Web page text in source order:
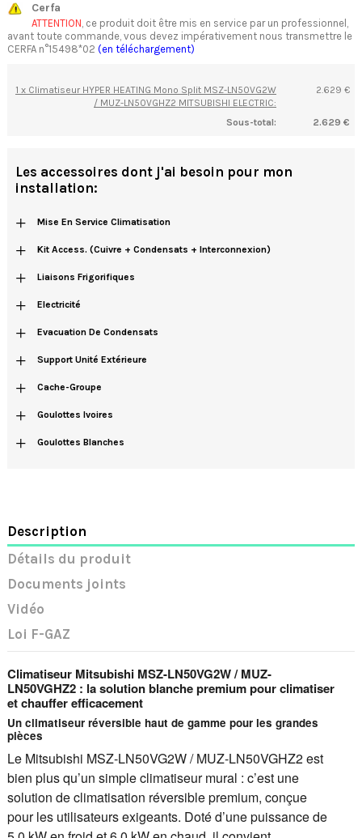
Cerfa
ATTENTION, ce produit doit être mis en service par un professionnel,
avant toute commande, vous devez impérativement nous transmettre le
CERFA n°15498*02 (en téléchargement)
1 x Climatiseur HYPER HEATING Mono Split MSZ-LN50VG2W
/ MUZ-LN50VGHZ2 MITSUBISHI ELECTRIC:
2.629 €
Sous-total: 2.629 €
Les accessoires dont j'ai besoin pour mon
installation:
+ Mise En Service Climatisation
+ Kit Access. (cuivre + Condensats + Interconnexion)
+ Liaisons Frigorifiques
+ Electricité
+ Evacuation De Condensats
+ Support Unité Extérieure
+ Cache-Groupe
+ Goulottes Ivoires
+ Goulottes Blanches
Description
Détails du produit
Documents joints
Vidéo
Loi F-GAZ
Climatiseur Mitsubishi MSZ-LN50VG2W / MUZ-
LN50VGHZ2 : la solution blanche premium pour climatiser
et chauffer efficacement
Un climatiseur réversible haut de gamme pour les grandes
pièces
Le Mitsubishi MSZ-LN50VG2W / MUZ-LN50VGHZ2 est
bien plus qu’un simple climatiseur mural : c’est une
solution de climatisation réversible premium, conçue
pour les utilisateurs exigeants. Doté d’une puissance de